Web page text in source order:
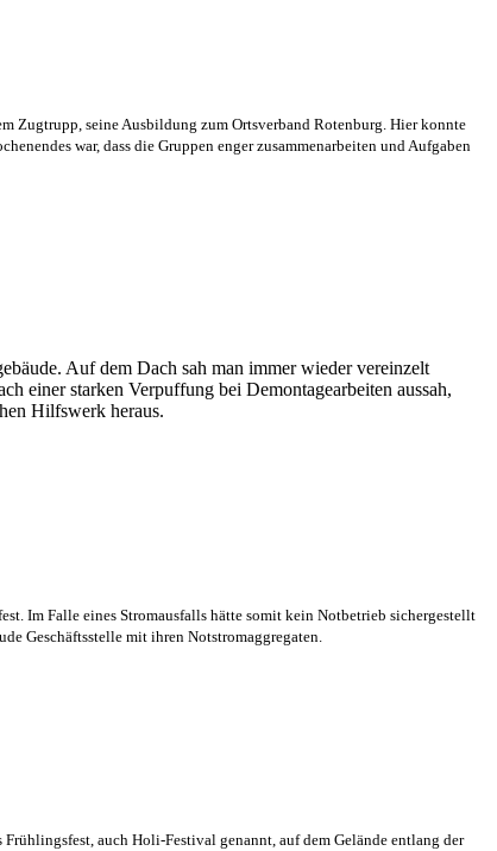
Zugtrupp, seine Ausbildung zum Ortsverband Rotenburg. Hier konnte
war, dass die Gruppen enger zusammenarbeiten und Aufgaben
Auf dem Dach sah man immer wieder vereinzelt
einer starken Verpuffung bei Demontagearbeiten aussah,
Hilfswerk heraus.
Im Falle eines Stromausfalls hätte somit kein Notbetrieb sichergestellt
Geschäftsstelle mit ihren Notstromaggregaten.
auch Holi-Festival genannt, auf dem Gelände entlang der